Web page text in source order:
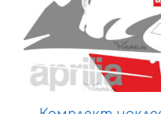
Опции
можно
выбрать
на
странице
товара.